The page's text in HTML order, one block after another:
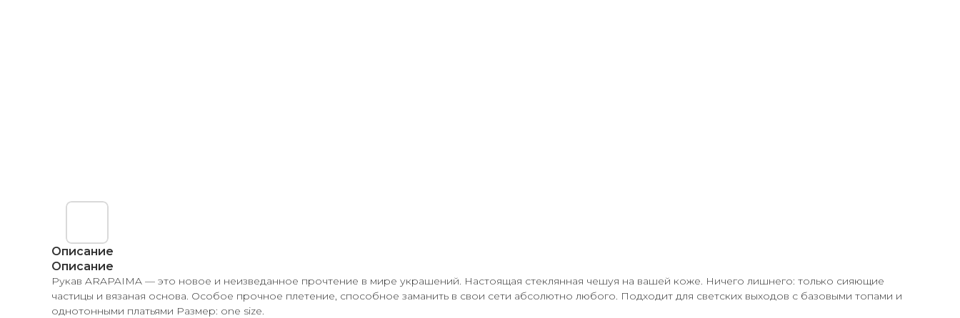
Описание
Описание
Рукав ARAPAIMA — это новое и неизведанное прочтение в мире украшений. Настоящая стеклянная чешуя на вашей коже. Ничего лишнего: только сияющие
частицы и вязаная основа. Особое прочное плетение, способное заманить в свои сети абсолютно любого. Подходит для светских выходов с базовыми топами и
однотонными платьями Размер: one size.